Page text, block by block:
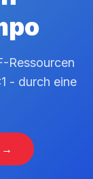
Ressourcen
- durch eine
→